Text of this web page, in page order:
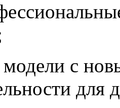
с
для